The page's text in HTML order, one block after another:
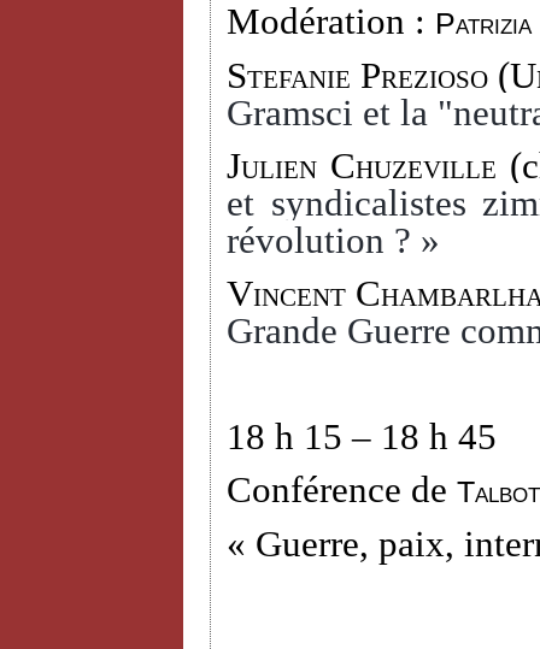
Modération :
Stefanie Prezioso
Gramsci et la
Julien Chuzeville
et syndicalistes
révolution ? »
Vincent
Grande Guerre
18 h 15 – 18 h 45
Conférence de
« Guerre, paix,